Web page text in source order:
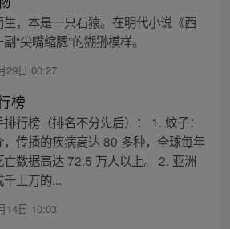
，本是一只石猿。在明代小说《西
“尖嘴缩腮”的猢狲模样。
29日 00:27
榜
行榜（排名不分先后）： 1. 蚊子：
传播的疾病高达 80 多种，全球每年
数据高达 72.5 万人以上。 2. 亚洲
上万的...
14日 10:03